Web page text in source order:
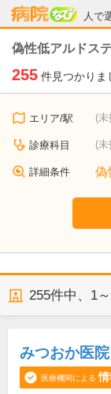
人で
病院
偽性低アルドス
255 件見つかりま
エリア/駅 (
診療科目 (
詳細条件 偽
255件中、 1
みつおか医院
医療機関による